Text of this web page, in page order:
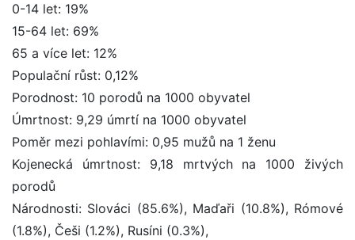
0-14 let: 19%
15-64 let: 69%
65 a více let: 12%
Populační růst: 0,12%
Porodnost: 10 porodů na 1000 obyvatel
Úmrtnost: 9,29 úmrtí na 1000 obyvatel
Poměr mezi pohlavími: 0,95 mužů na 1 ženu
Kojenecká úmrtnost: 9,18 mrtvých na 1000 živých
porodů
Národnosti: Slováci (85.6%), Maďaři (10.8%), Rómové
(1.8%), Češi (1.2%), Rusíni (0.3%),